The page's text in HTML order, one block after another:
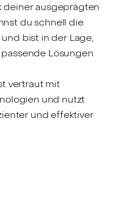
deiner ausgeprägten
du schnell die
bist in der Lage,
Lösungen
vertraut mit
und nutzt
und effektiver